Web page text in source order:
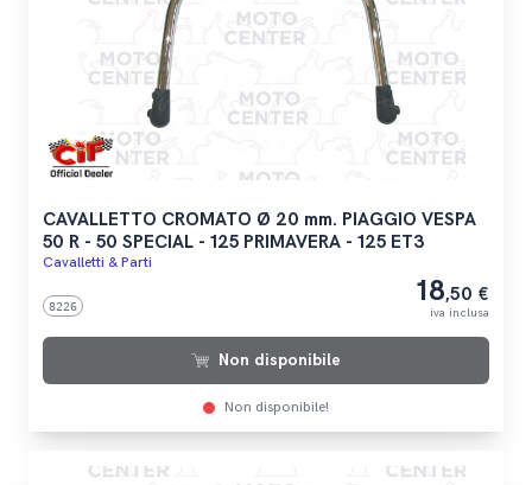
CAVALLETTO CROMATO Ø 20 mm. PIAGGIO VESPA
50 R - 50 SPECIAL - 125 PRIMAVERA - 125 ET3
Cavalletti & Parti
8226 18,50 €
iva inclusa
Non disponibile
Non disponibile!